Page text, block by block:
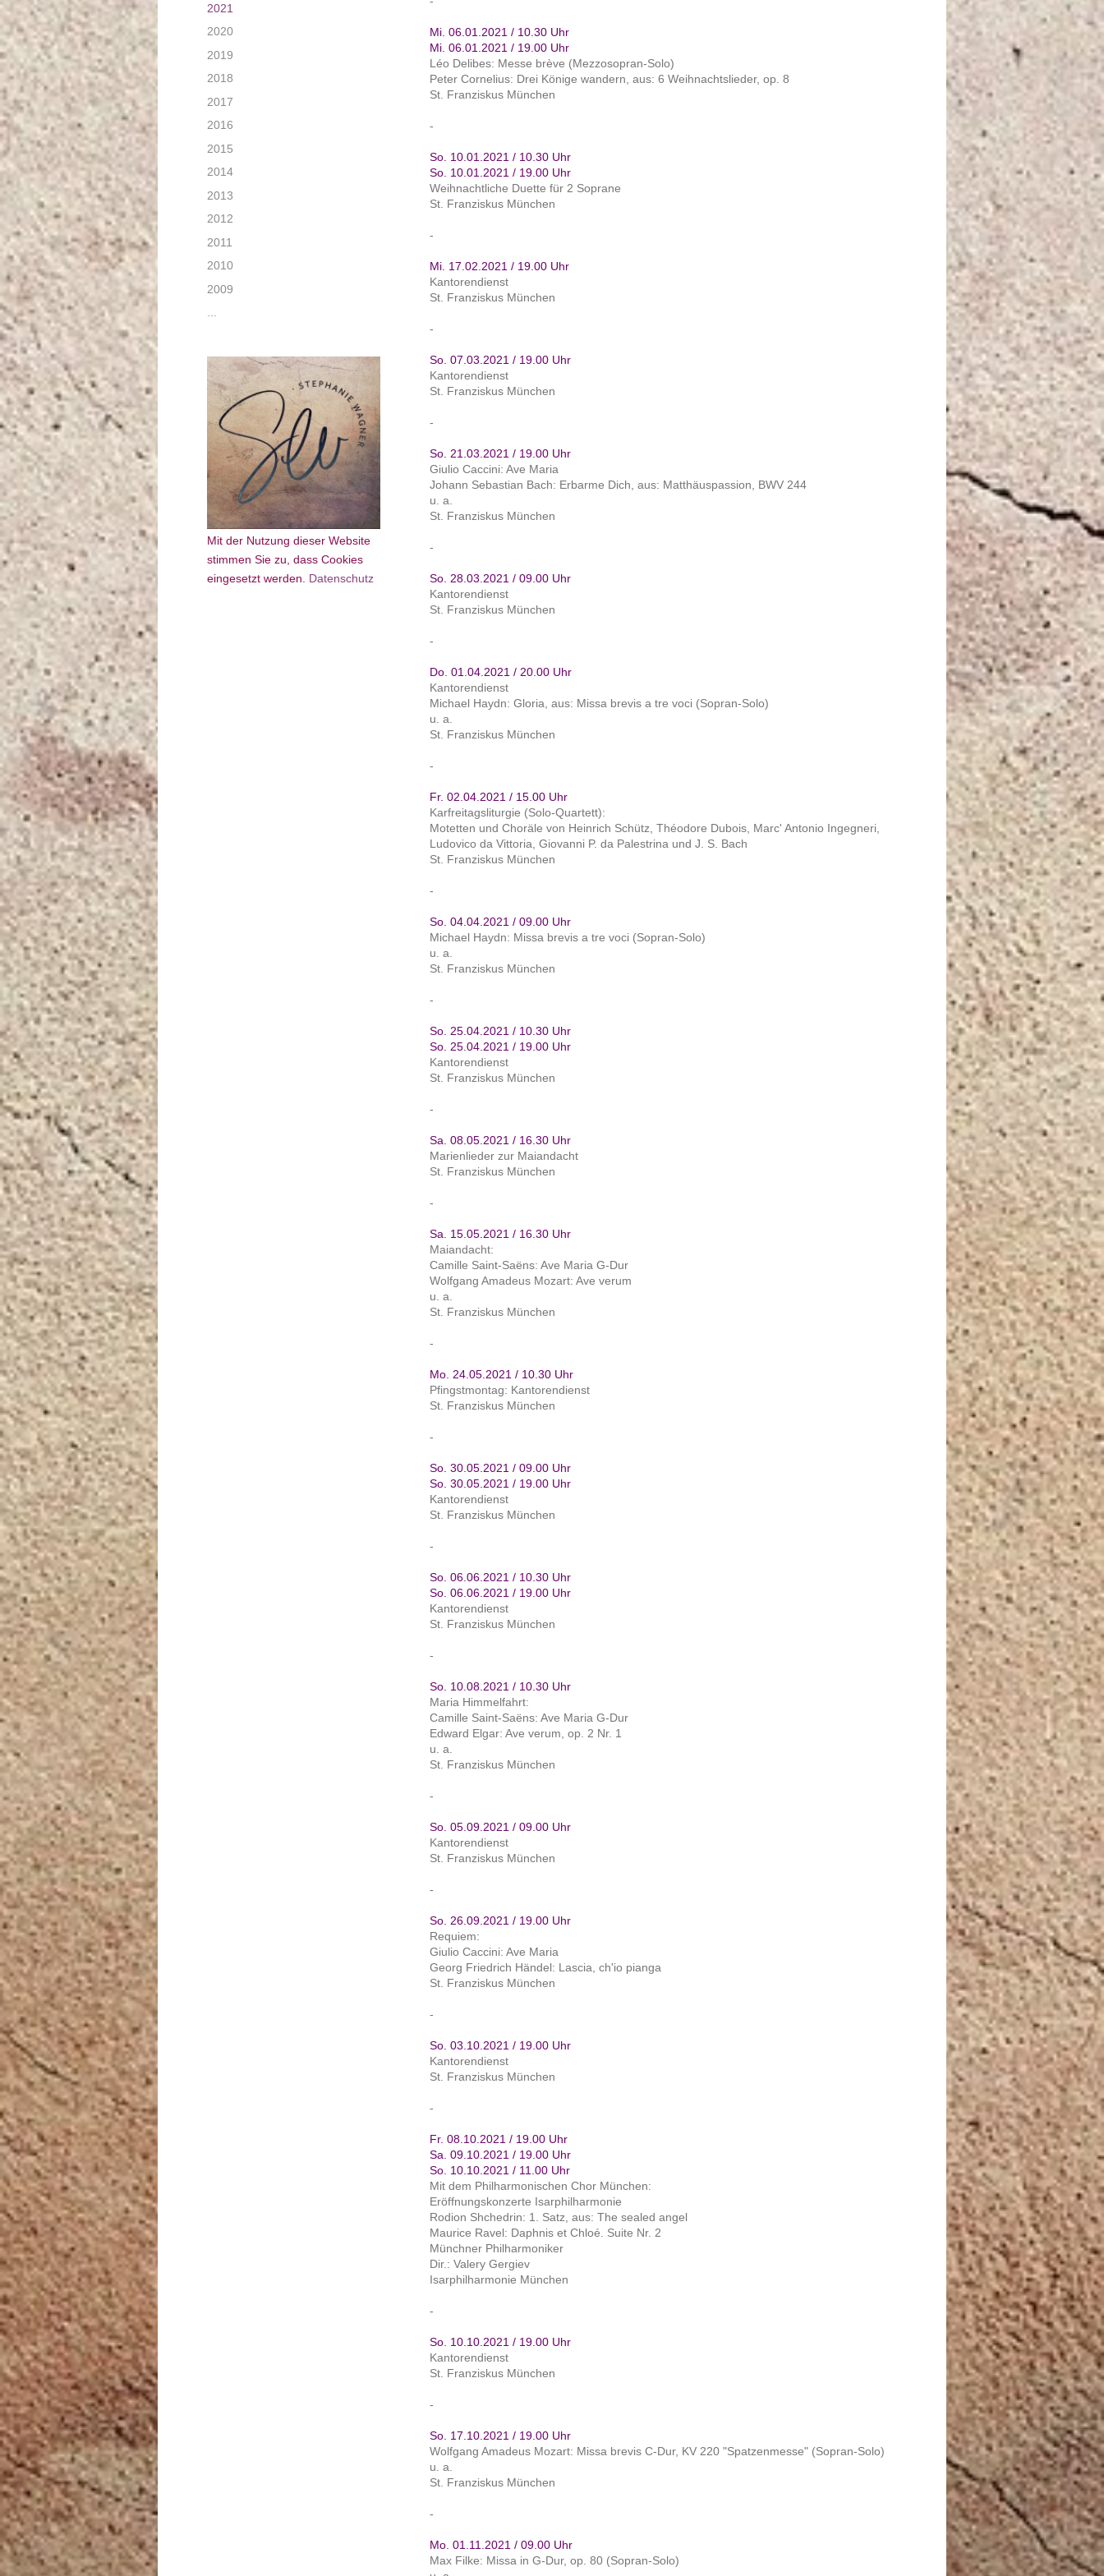
Mi. 06.01.2021 / 10.30 Uhr
Mi. 06.01.2021 / 19.00 Uhr
Léo Delibes: Messe brève (Mezzosopran-Solo)
Peter Cornelius: Drei Könige wandern, aus: 6 Weihnachtslieder, op. 8
St. Franziskus München
-
So. 10.01.2021 / 10.30 Uhr
So. 10.01.2021 / 19.00 Uhr
Weihnachtliche Duette für 2 Soprane
St. Franziskus München
-
Mi. 17.02.2021 / 19.00 Uhr
Kantorendienst
St. Franziskus München
-
So. 07.03.2021 / 19.00 Uhr
Kantorendienst
St. Franziskus München
-
So. 21.03.2021 / 19.00 Uhr
Giulio Caccini: Ave Maria
Johann Sebastian Bach: Erbarme Dich, aus: Matthäuspassion, BWV 244
u. a.
St. Franziskus München
-
So. 28.03.2021 / 09.00 Uhr
Kantorendienst
St. Franziskus München
-
Do. 01.04.2021 / 20.00 Uhr
Kantorendienst
Michael Haydn: Gloria, aus: Missa brevis a tre voci (Sopran-Solo)
u. a.
St. Franziskus München
-
Fr. 02.04.2021 / 15.00 Uhr
Karfreitagsliturgie (Solo-Quartett):
Motetten und Choräle von Heinrich Schütz, Théodore Dubois, Marc' Antonio Ingegneri,
Ludovico da Vittoria, Giovanni P. da Palestrina und J. S. Bach
St. Franziskus München
-
So. 04.04.2021 / 09.00 Uhr
Michael Haydn: Missa brevis a tre voci (Sopran-Solo)
u. a.
St. Franziskus München
-
So. 25.04.2021 / 10.30 Uhr
So. 25.04.2021 / 19.00 Uhr
Kantorendienst
St. Franziskus München
-
Sa. 08.05.2021 / 16.30 Uhr
Marienlieder zur Maiandacht
St. Franziskus München
-
Sa. 15.05.2021 / 16.30 Uhr
Maiandacht:
Camille Saint-Saëns: Ave Maria G-Dur
Wolfgang Amadeus Mozart: Ave verum
u. a.
St. Franziskus München
-
Mo. 24.05.2021 / 10.30 Uhr
Pfingstmontag: Kantorendienst
St. Franziskus München
-
So. 30.05.2021 / 09.00 Uhr
So. 30.05.2021 / 19.00 Uhr
Kantorendienst
St. Franziskus München
-
So. 06.06.2021 / 10.30 Uhr
So. 06.06.2021 / 19.00 Uhr
Kantorendienst
St. Franziskus München
-
So. 10.08.2021 / 10.30 Uhr
Maria Himmelfahrt:
Camille Saint-Saëns: Ave Maria G-Dur
Edward Elgar: Ave verum, op. 2 Nr. 1
u. a.
St. Franziskus München
-
So. 05.09.2021 / 09.00 Uhr
Kantorendienst
St. Franziskus München
-
So. 26.09.2021 / 19.00 Uhr
Requiem:
Giulio Caccini: Ave Maria
Georg Friedrich Händel: Lascia, ch'io pianga
St. Franziskus München
-
So. 03.10.2021 / 19.00 Uhr
Kantorendienst
St. Franziskus München
-
Fr. 08.10.2021 / 19.00 Uhr
Sa. 09.10.2021 / 19.00 Uhr
So. 10.10.2021 / 11.00 Uhr
Mit dem Philharmonischen Chor München:
Eröffnungskonzerte Isarphilharmonie
Rodion Shchedrin: 1. Satz, aus: The sealed angel
Maurice Ravel: Daphnis et Chloé. Suite Nr. 2
Münchner Philharmoniker
Dir.: Valery Gergiev
Isarphilharmonie München
-
So. 10.10.2021 / 19.00 Uhr
Kantorendienst
St. Franziskus München
-
So. 17.10.2021 / 19.00 Uhr
Wolfgang Amadeus Mozart: Missa brevis C-Dur, KV 220 "Spatzenmesse" (Sopran-Solo)
u. a.
St. Franziskus München
-
Mo. 01.11.2021 / 09.00 Uhr
Max Filke: Missa in G-Dur, op. 80 (Sopran-Solo)
2021
2020
2019
2018
2017
2016
2015
2014
2013
2012
2011
2010
2009
...
Mit der Nutzung dieser Website
stimmen Sie zu, dass Cookies
eingesetzt werden. Datenschutz